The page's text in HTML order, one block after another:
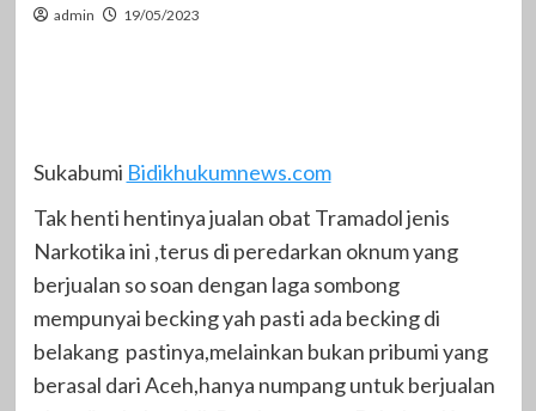
admin 19/05/2023
Sukabumi Bidikhukumnews.com
Tak henti hentinya jualan obat Tramadol jenis
Narkotika ini ,terus di peredarkan oknum yang
berjualan so soan dengan laga sombong
mempunyai becking yah pasti ada becking di
belakang pastinya,melainkan bukan pribumi yang
berasal dari Aceh,hanya numpang untuk berjualan